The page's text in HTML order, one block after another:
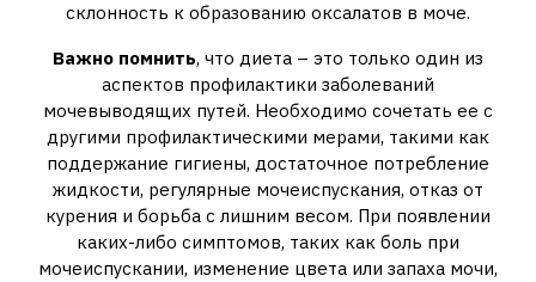
склонность к образованию оксалатов в моче.
Важно помнить, что диета – это только один из
аспектов профилактики заболеваний
мочевыводящих путей. Необходимо сочетать ее с
другими профилактическими мерами, такими как
поддержание гигиены, достаточное потребление
жидкости, регулярные мочеиспускания, отказ от
курения и борьба с лишним весом. При появлении
каких-либо симптомов, таких как боль при
мочеиспускании, изменение цвета или запаха мочи,